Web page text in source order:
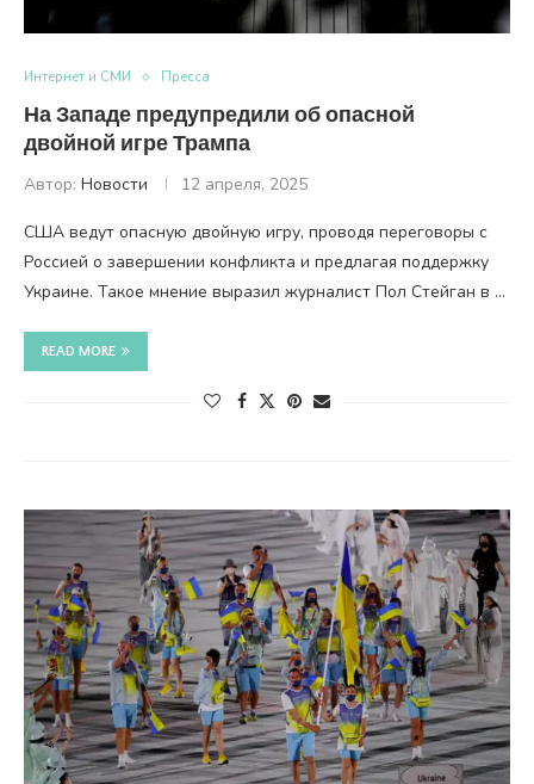
Интернет и СМИ Пресса
На Западе предупредили об опасной
двойной игре Трампа
Автор: Новости 12 апреля, 2025
США ведут опасную двойную игру, проводя переговоры с
Россией о завершении конфликта и предлагая поддержку
Украине. Такое мнение выразил журналист Пол Стейган в …
READ MORE